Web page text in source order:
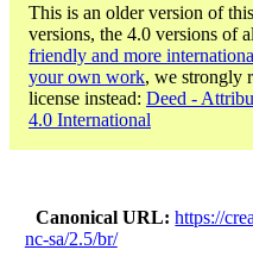
This is an older version of
versions, the 4.0 versions of
friendly and more
your own work, we strongly
license instead: Deed -
4.0 International
Canonical URL
https://
nc-sa/2.5/br/